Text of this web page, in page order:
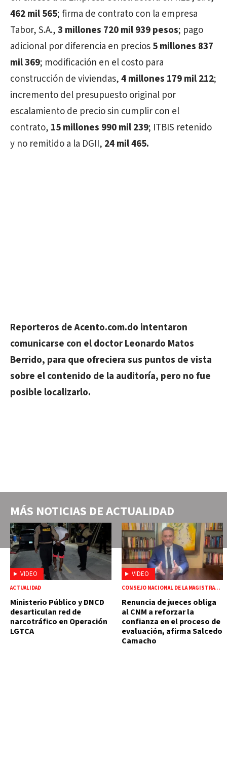
462 mil 565; firma de contrato con la empresa
Tabor, S.A.,3 millones 720 mil 939 pesos; pago
adicional por diferencia en precios5 millones 837
mil 369; modificación en el costo para
construcción de viviendas,4 millones 179 mil 212;
incremento del presupuesto original por
escalamiento de precio sin cumplir con el
contrato, 15 millones 990 mil 239; ITBIS retenido
y no remitido a la DGII, 24 mil 465.
Reporteros de Acento.com.do intentaron
comunicarse con el doctor Leonardo Matos
Berrido, para que ofreciera sus puntos de vista
sobre el contenido de la auditoría, pero no fue
posible localizarlo.
MÁS NOTICIAS DEACTUALIDAD
VIDEO
ACTUALIDAD
Ministerio Público y DNCD
desarticulan red de
narcotráfico en Operación
LGTCA
VIDEO
CONSEJO NACIONAL DE LA MAGISTRATURA
Renuncia de jueces obliga
al CNM a reforzar la
confianza en el proceso de
evaluación, afirma Salcedo
Camacho